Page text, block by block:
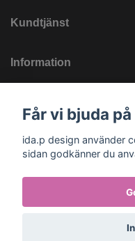
Kundtjänst
Information
© 2026 ida.p design -
Får vi bjuda
ida.p design använder
sidan godkänner du